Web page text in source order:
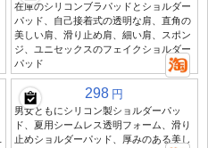
在庫のシリコンブラパッドとショルダー
パッド、自己接着式の透明な肩、直角の
美しい肩、滑り止め肩、細い肩、スポン
ジ、ユニセックスのフェイクショルダー
パッド
298 円
男女ともにシリコン製ショルダーパッ
ド、夏用シームレス透明フォーム、滑り
止めショルダーパッド、厚みのある美し